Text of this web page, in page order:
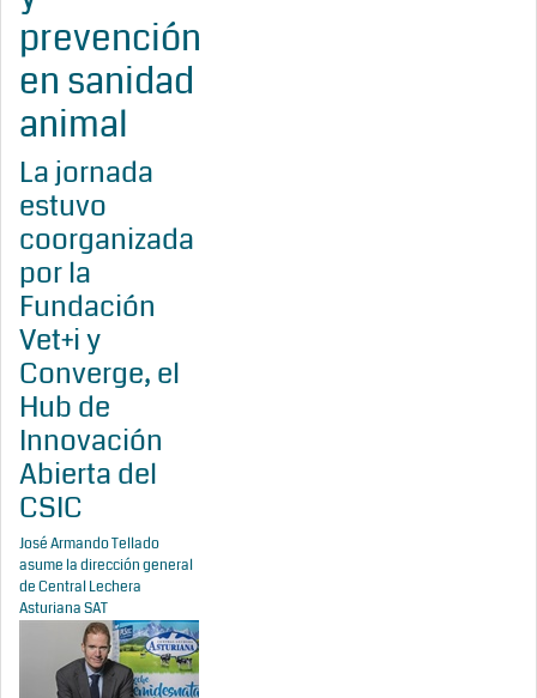
prevención
en sanidad
animal
La jornada
estuvo
coorganizada
por la
Fundación
Vet+i y
Converge, el
Hub de
Innovación
Abierta del
CSIC
José Armando Tellado
asume la dirección general
de Central Lechera
Asturiana SAT